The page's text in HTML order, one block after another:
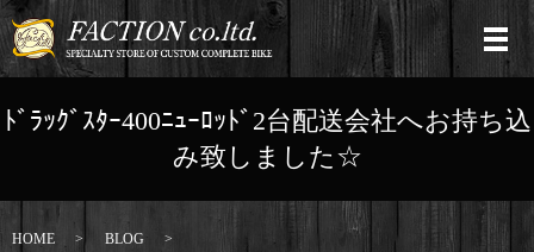
ﾄﾞﾗｯｸﾞｽﾀｰ400ﾆｭｰﾛｯﾄﾞ2台配送会社へお持ち込
み致しました☆
HOME
BLOG